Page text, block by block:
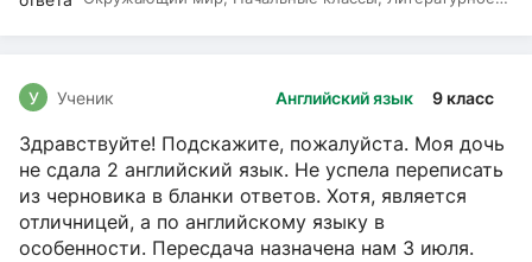
Английский язык 9 класс
У Ученик
Здравствуйте! Подскажите, пожалуйста. Моя дочь
не сдала 2 английский язык. Не успела переписать
из черновика в бланки ответов. Хотя, является
отличницей, а по английскому языку в
особенности. Пересдача назначена нам 3 июля.